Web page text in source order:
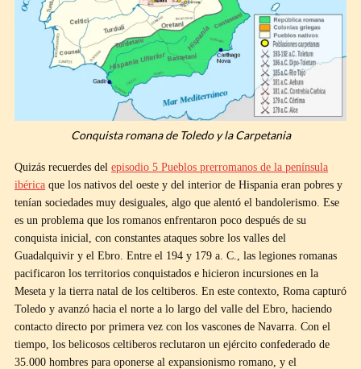
Conquista romana de Toledo y la Carpetania
Quizás recuerdes del episodio 5 Pueblos prerromanos de la península
ibérica que los nativos del oeste y del interior de Hispania eran pobres y
tenían sociedades muy desiguales, algo que alentó el bandolerismo. Ese
es un problema que los romanos enfrentaron poco después de su
conquista inicial, con constantes ataques sobre los valles del
Guadalquivir y el Ebro. Entre el 194 y 179 a. C., las legiones romanas
pacificaron los territorios conquistados e hicieron incursiones en la
Meseta y la tierra natal de los celtiberos. En este contexto, Roma capturó
Toledo y avanzó hacia el norte a lo largo del valle del Ebro, haciendo
contacto directo por primera vez con los vascones de Navarra. Con el
tiempo, los belicosos celtiberos reclutaron un ejército confederado de
35.000 hombres para oponerse al expansionismo romano, y el